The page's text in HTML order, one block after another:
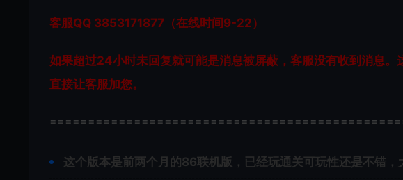
客服QQ 3853171877（在线时间9-22）
如果超过24小时未回复就可能是消息被屏蔽，客服没有收到消息。
直接让客服加您。
这个版本是前两个月的86联机版，已经玩通关可玩性还是不错，